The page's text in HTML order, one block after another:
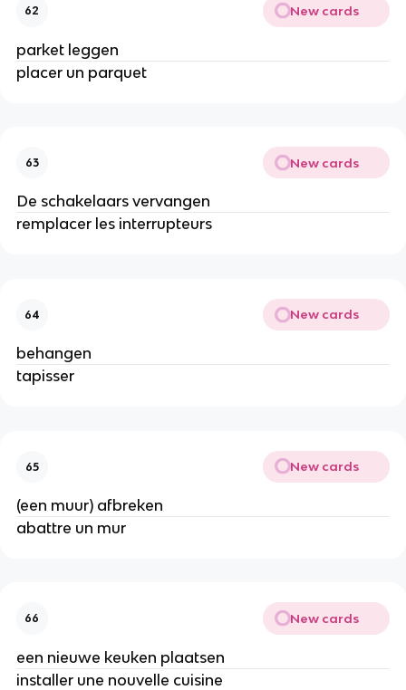
62 New cards
parket leggen
placer un parquet
63 New cards
De schakelaars vervangen
remplacer les interrupteurs
64 New cards
behangen
tapisser
65 New cards
(een muur) afbreken
abattre un mur
66 New cards
een nieuwe keuken plaatsen
installer une nouvelle cuisine